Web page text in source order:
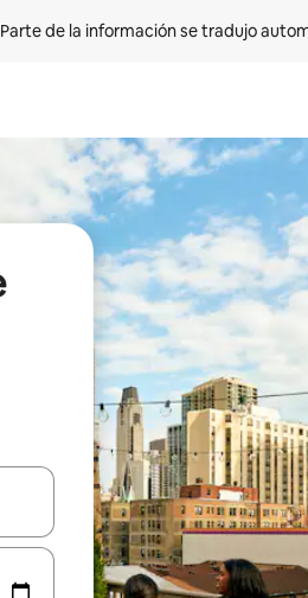
Parte de la información se tradujo
con las teclas de flecha hacia arriba